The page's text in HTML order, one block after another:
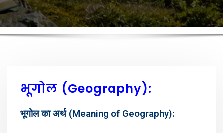
भूगोल (Geography):
भूगोल का अर्थ (Meaning of Geography):